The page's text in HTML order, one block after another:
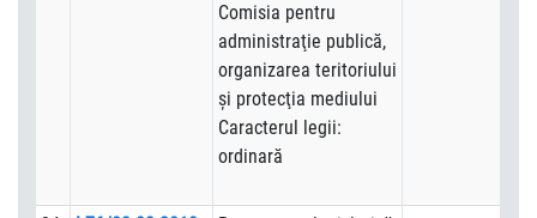
Comisia pentru
administraţie publică,
organizarea teritoriului
şi protecţia mediului
Caracterul legii:
ordinară